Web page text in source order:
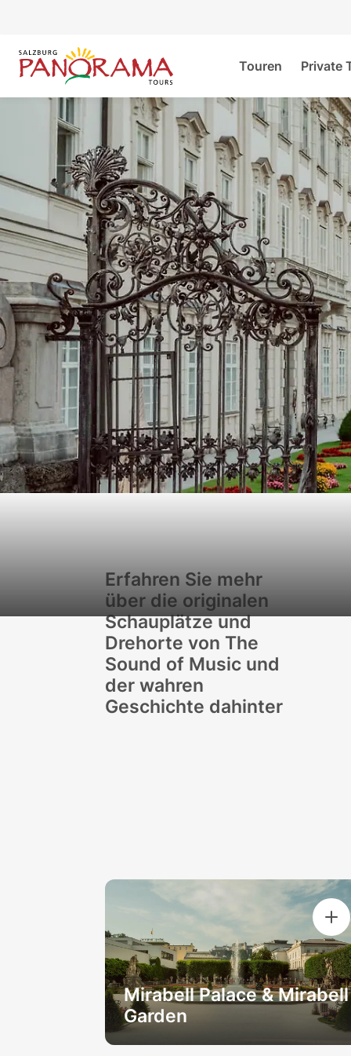
Touren Private
Erfahren Sie mehr
über die originalen
Schauplätze und
Drehorte von The
Sound of Music und
der wahren
Geschichte dahinter
Mirabell Palace & Mirabell
Garden